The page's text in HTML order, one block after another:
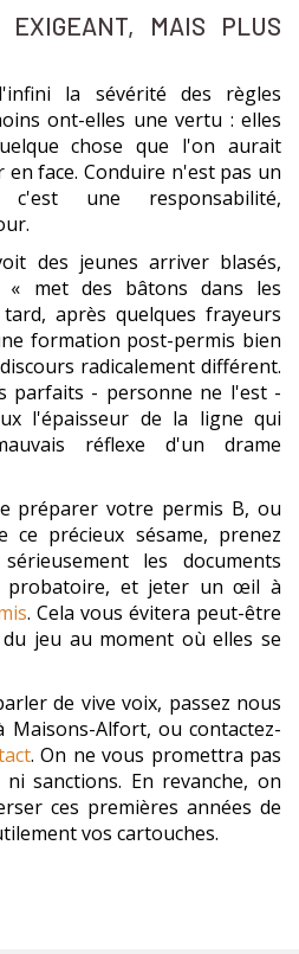
MAIS PLUS
la sévérité des règles
ont-elles une vertu : elles
chose que l'on aurait
face. Conduire n'est pas un
c'est une responsabilité,
des jeunes arriver blasés,
« met des bâtons dans les
après quelques frayeurs
formation post-permis bien
radicalement différent.
parfaits - personne ne l'est -
l'épaisseur de la ligne qui
réflexe d'un drame
préparer votre permis B, ou
ce précieux sésame, prenez
les documents
probatoire, et jeter un œil à
. Cela vous évitera peut-être
jeu au moment où elles se
de vive voix, passez nous
Alfort, ou contactez-
. On ne vous promettra pas
sanctions. En revanche, on
ces premières années de
vos cartouches.